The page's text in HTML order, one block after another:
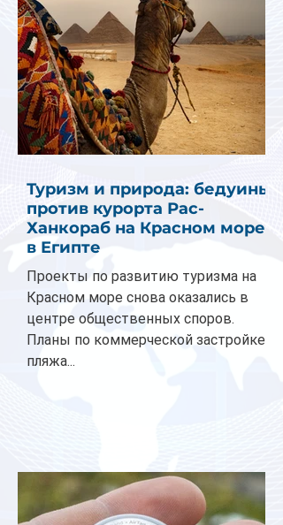
Туризм и природа: бедуины
против курорта Рас-
Ханкораб на Красном море
в Египте
Проекты по развитию туризма на
Красном море снова оказались в
центре общественных споров.
Планы по коммерческой застройке
пляжа...